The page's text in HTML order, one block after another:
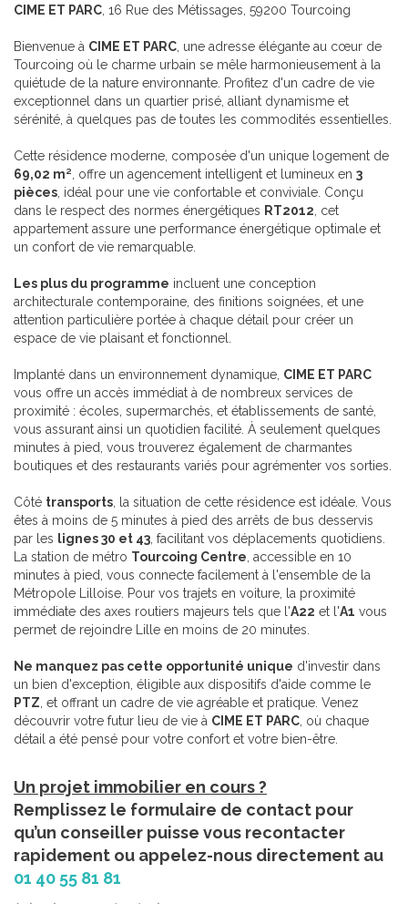
CIME ET PARC, 16 Rue des Métissages, 59200 Tourcoing
Bienvenue à CIME ET PARC, une adresse élégante au cœur de
Tourcoing où le charme urbain se mêle harmonieusement à la
quiétude de la nature environnante. Profitez d'un cadre de vie
exceptionnel dans un quartier prisé, alliant dynamisme et
sérénité, à quelques pas de toutes les commodités essentielles.
Cette résidence moderne, composée d'un unique logement de
69,02 m², offre un agencement intelligent et lumineux en 3
pièces, idéal pour une vie confortable et conviviale. Conçu
dans le respect des normes énergétiques RT2012, cet
appartement assure une performance énergétique optimale et
un confort de vie remarquable.
Les plus du programme incluent une conception
architecturale contemporaine, des finitions soignées, et une
attention particulière portée à chaque détail pour créer un
espace de vie plaisant et fonctionnel.
Implanté dans un environnement dynamique, CIME ET PARC
vous offre un accès immédiat à de nombreux services de
proximité : écoles, supermarchés, et établissements de santé,
vous assurant ainsi un quotidien facilité. À seulement quelques
minutes à pied, vous trouverez également de charmantes
boutiques et des restaurants variés pour agrémenter vos sorties.
Côté transports, la situation de cette résidence est idéale. Vous
êtes à moins de 5 minutes à pied des arrêts de bus desservis
par les lignes 30 et 43, facilitant vos déplacements quotidiens.
La station de métro Tourcoing Centre, accessible en 10
minutes à pied, vous connecte facilement à l'ensemble de la
Métropole Lilloise. Pour vos trajets en voiture, la proximité
immédiate des axes routiers majeurs tels que l'A22 et l'A1 vous
permet de rejoindre Lille en moins de 20 minutes.
Ne manquez pas cette opportunité unique d'investir dans
un bien d'exception, éligible aux dispositifs d'aide comme le
PTZ, et offrant un cadre de vie agréable et pratique. Venez
découvrir votre futur lieu de vie à CIME ET PARC, où chaque
détail a été pensé pour votre confort et votre bien-être.
Un projet immobilier en cours ?
Remplissez le formulaire de contact pour
qu’un conseiller puisse vous recontacter
rapidement ou appelez-nous directement au
01 40 55 81 81